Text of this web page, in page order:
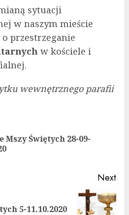
sytuacji
w naszym mieście
przestrzeganie
w kościele i
wewnętrznego parafii
Mszy Świętych 28-09-
Next
5-11.10.2020